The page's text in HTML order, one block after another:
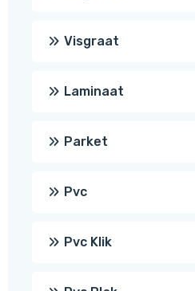
Visgraat
Laminaat
Parket
Pvc
Pvc Klik